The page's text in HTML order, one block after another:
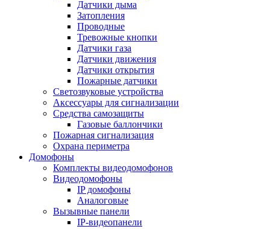
Датчики дыма
Затопления
Проводные
Тревожные кнопки
Датчики газа
Датчики движения
Датчики открытия
Пожарные датчики
Светозвуковые устройства
Аксессуары для сигнализации
Средства самозащиты
Газовые баллончики
Пожарная сигнализация
Охрана периметра
Домофоны
Комплекты видеодомофонов
Видеодомофоны
IP домофоны
Аналоговые
Вызывные панели
IP-видеопанели